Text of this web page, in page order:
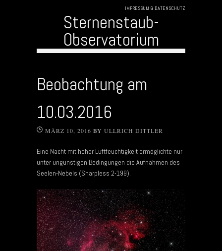
IMPRESSUM & DATENSCHUTZ
Sternenstaub-
Observatorium
Beobachtung am
10.03.2016
MÄRZ 10, 2016 BY ULLRICH DITTLER
Eine Nacht mit hoher Luftfeuchtigkeit ermöglichte nur
unter ungünstigen Bedingungen die Aufnahmen des
Seelen-Nebels (Sharpless 2-199).